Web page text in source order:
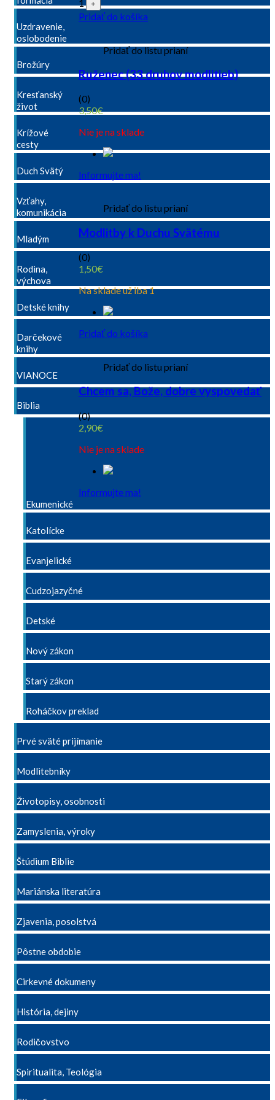
1 +
Pridať do košíka
Pridať do listu prianí
Ruženec (33 druhov modlitieb)
(0)
3,50€
Nie je na sklade
Informujte ma!
Pridať do listu prianí
Modlitby k Duchu Svätému
(0)
1,50€
Na sklade už iba 1
Pridať do košíka
Pridať do listu prianí
Chcem sa, Bože, dobre vyspovedať
(0)
2,90€
Nie je na sklade
Informujte ma!
Uzdravenie,
oslobodenie
Brožúry
Kresťanský
život
Krížové
cesty
Duch Svätý
Vzťahy,
komunikácia
Mladým
Rodina,
výchova
Detské knihy
Darčekové
knihy
VIANOCE
Biblia
Ekumenické
Katolícke
Evanjelické
Cudzojazyčné
Detské
Nový zákon
Starý zákon
Roháčkov preklad
Prvé sväté prijímanie
Modlitebníky
Životopisy, osobnosti
Zamyslenia, výroky
Štúdium Biblie
Mariánska literatúra
Zjavenia, posolstvá
Pôstne obdobie
Cirkevné dokumeny
História, dejiny
Rodičovstvo
Spiritualita, Teológia